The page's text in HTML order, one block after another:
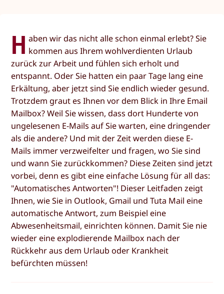
H aben wir das nicht alle schon einmal erlebt? Sie
kommen aus Ihrem wohlverdienten Urlaub
zurück zur Arbeit und fühlen sich erholt und
entspannt. Oder Sie hatten ein paar Tage lang eine
Erkältung, aber jetzt sind Sie endlich wieder gesund.
Trotzdem graut es Ihnen vor dem Blick in Ihre Email
Mailbox? Weil Sie wissen, dass dort Hunderte von
ungelesenen E-Mails auf Sie warten, eine dringender
als die andere? Und mit der Zeit werden diese E-
Mails immer verzweifelter und fragen, wo Sie sind
und wann Sie zurückkommen? Diese Zeiten sind jetzt
vorbei, denn es gibt eine einfache Lösung für all das:
"Automatisches Antworten"! Dieser Leitfaden zeigt
Ihnen, wie Sie in Outlook, Gmail und Tuta Mail eine
automatische Antwort, zum Beispiel eine
Abwesenheitsmail, einrichten können. Damit Sie nie
wieder eine explodierende Mailbox nach der
Rückkehr aus dem Urlaub oder Krankheit
befürchten müssen!